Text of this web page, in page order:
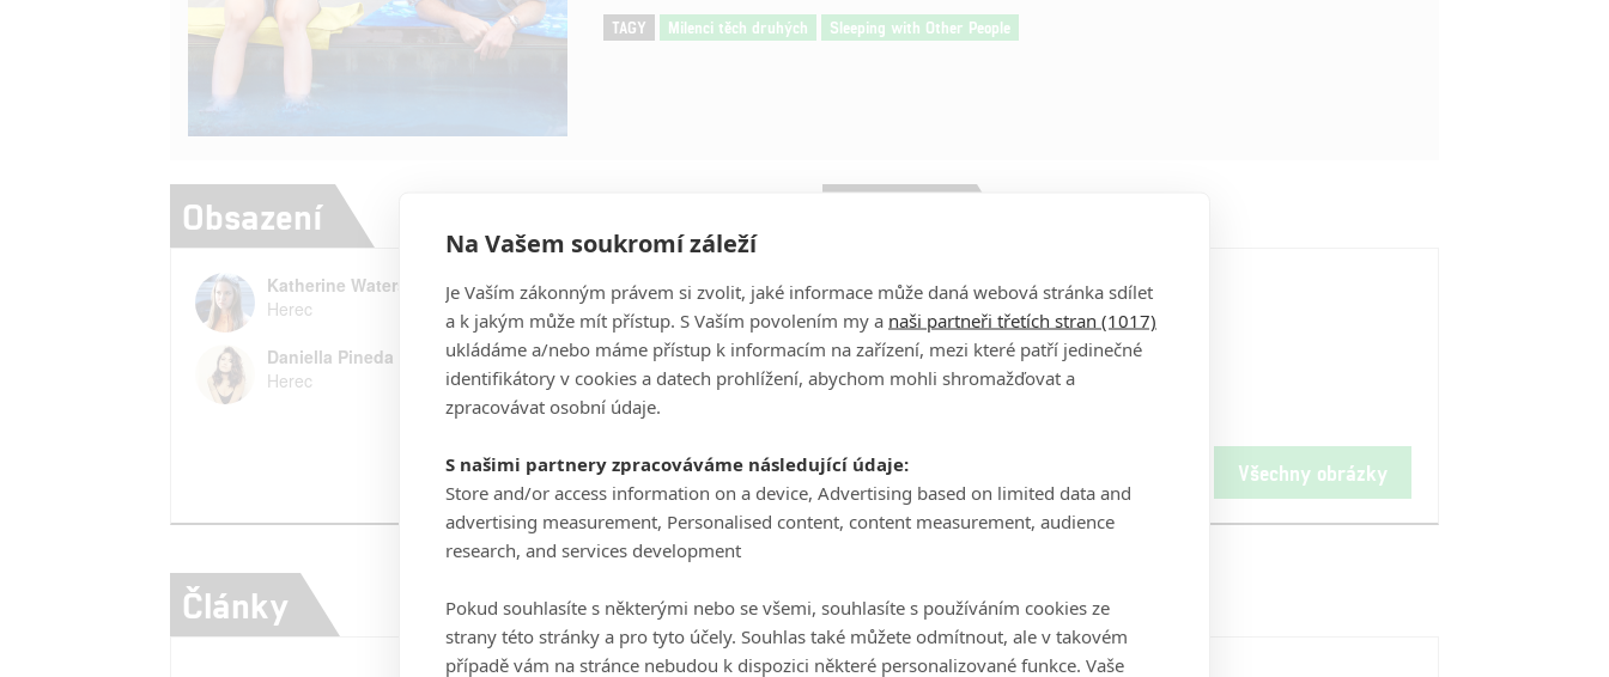
TAGY Milenci těch druhých Sleeping with Other People
Obsazení
Katherine Waterston
Herec
Jason Sudeikis
Herec
Daniella Pineda
Herec
Celé obsazení Všechny obrázky
Články Videa
Na Vašem soukromí záleží
Je Vaším zákonným právem si zvolit, jaké informace může daná webová stránka sdílet
a k jakým může mít přístup. S Vaším povolením my a naši partneři třetích stran (1017)
ukládáme a/nebo máme přístup k informacím na zařízení, mezi které patří jedinečné
identifikátory v cookies a datech prohlížení, abychom mohli shromažďovat a
zpracovávat osobní údaje.
S našimi partnery zpracováváme následující údaje:
Store and/or access information on a device, Advertising based on limited data and
advertising measurement, Personalised content, content measurement, audience
research, and services development
Pokud souhlasíte s některými nebo se všemi, souhlasíte s používáním cookies ze
strany této stránky a pro tyto účely. Souhlas také můžete odmítnout, ale v takovém
případě vám na stránce nebudou k dispozici některé personalizované funkce. Vaše